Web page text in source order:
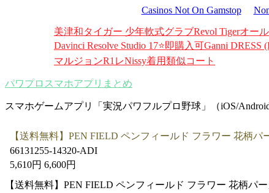
Casinos Not On Gamstop
美津和タイガー 少年軟式グラブRevol Tigerオー
Davinci Resolve Studio 17⭐️即購入可Ganni DRESS
マルジョンR1レNissy着用類似コート
パワプロスマホアプリまとめ
スマホゲームアプリ「実況パワフルプロ野球」（iOS/
【送料無料】PEN FIELD ペンフィールド フラワー 花柄パ
66131255-14320-ADI
5,610円 6,600円
【送料無料】PEN FIELD ペンフィールド フラワー 花柄パー